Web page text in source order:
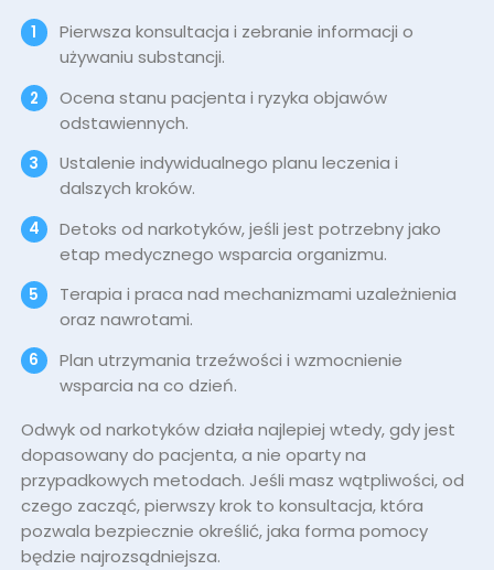
Pierwsza konsultacja i zebranie informacji o
używaniu substancji.
Ocena stanu pacjenta i ryzyka objawów
odstawiennych.
Ustalenie indywidualnego planu leczenia i
dalszych kroków.
Detoks od narkotyków, jeśli jest potrzebny jako
etap medycznego wsparcia organizmu.
Terapia i praca nad mechanizmami uzależnienia
oraz nawrotami.
Plan utrzymania trzeźwości i wzmocnienie
wsparcia na co dzień.
Odwyk od narkotyków działa najlepiej wtedy, gdy jest
dopasowany do pacjenta, a nie oparty na
przypadkowych metodach. Jeśli masz wątpliwości, od
czego zacząć, pierwszy krok to konsultacja, która
pozwala bezpiecznie określić, jaka forma pomocy
będzie najrozsądniejsza.